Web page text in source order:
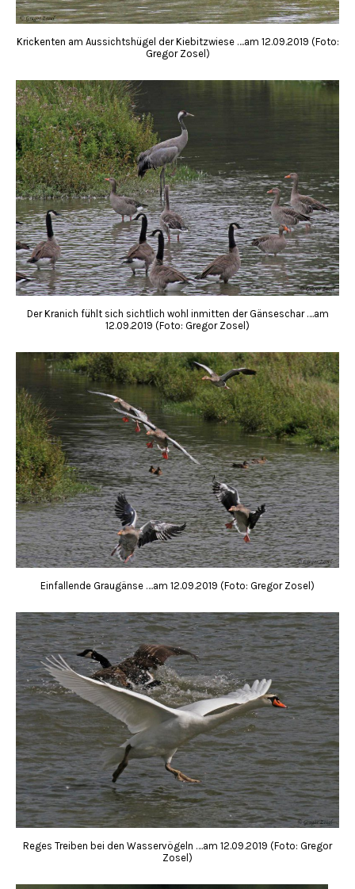
Krickenten am Aussichtshügel der Kiebitzwiese ….am 12.09.2019 (Foto:
Gregor Zosel)
Der Kranich fühlt sich sichtlich wohl inmitten der Gänseschar ….am
12.09.2019 (Foto: Gregor Zosel)
Einfallende Graugänse ….am 12.09.2019 (Foto: Gregor Zosel)
Reges Treiben bei den Wasservögeln ….am 12.09.2019 (Foto: Gregor
Zosel)